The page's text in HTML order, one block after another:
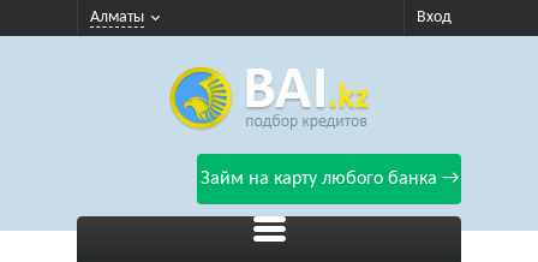
Алматы Вход
Займ на карту любого банка →